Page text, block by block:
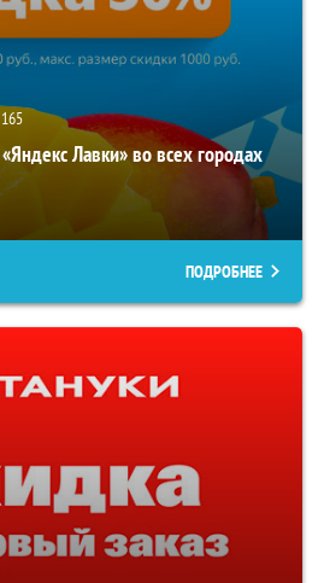
165
Лавки» во всех городах
ПОДРОБНЕЕ